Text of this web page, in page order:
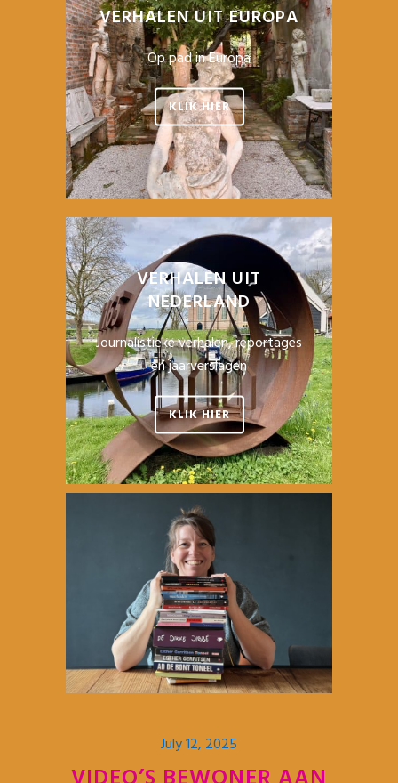
VERHALEN UIT EUROPA
Op pad in Europa
KLIK HIER
VERHALEN UIT
NEDERLAND
Journalistieke verhalen, reportages
en jaarverslagen
KLIK HIER
July 12, 2025